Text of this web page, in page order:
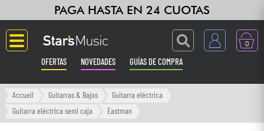
PAGA HASTA EN 24 CUOTAS
0
OFERTAS NOVEDADES GUÍAS DE COMPRA
Langue
Accueil Guitarras & Bajos
Guitarra eléctrica
Guitarra eléctrica semi caja
Eastman